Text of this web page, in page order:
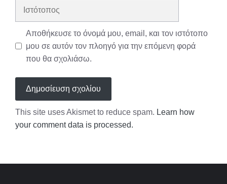
Ιστότοπος
Αποθήκευσε το όνομά μου, email, και τον ιστότοπο
μου σε αυτόν τον πλοηγό για την επόμενη φορά
που θα σχολιάσω.
This site uses Akismet to reduce spam. Learn how
your comment data is processed.